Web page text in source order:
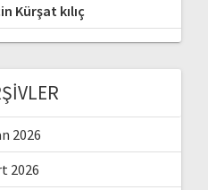
Kürşat kılıç
2026
2026